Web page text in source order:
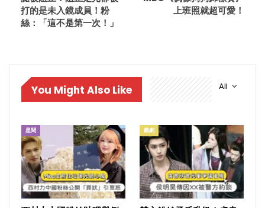
打的是未入鏡成員！粉
絲：「這不是第一次！」
上班照就超可愛！
All
You Might Also Like
星聞 戲劇